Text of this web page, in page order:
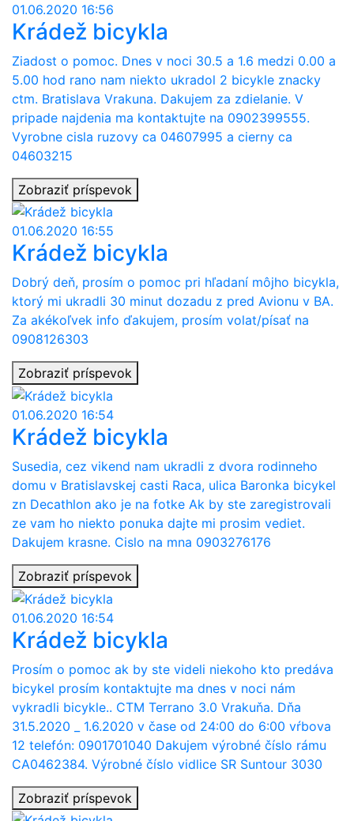
01.06.2020 16:56
Krádež bicykla
Ziadost o pomoc. Dnes v noci 30.5 a 1.6 medzi 0.00 a
5.00 hod rano nam niekto ukradol 2 bicykle znacky
ctm. Bratislava Vrakuna. Dakujem za zdielanie. V
pripade najdenia ma kontaktujte na 0902399555.
Vyrobne cisla ruzovy ca 04607995 a cierny ca
04603215
Zobraziť príspevok
01.06.2020 16:55
Krádež bicykla
Dobrý deň, prosím o pomoc pri hľadaní môjho bicykla,
ktorý mi ukradli 30 minut dozadu z pred Avionu v BA.
Za akékoľvek info ďakujem, prosím volat/písať na
0908126303
Zobraziť príspevok
01.06.2020 16:54
Krádež bicykla
Susedia, cez vikend nam ukradli z dvora rodinneho
domu v Bratislavskej casti Raca, ulica Baronka bicykel
zn Decathlon ako je na fotke Ak by ste zaregistrovali
ze vam ho niekto ponuka dajte mi prosim vediet.
Dakujem krasne. Cislo na mna 0903276176
Zobraziť príspevok
01.06.2020 16:54
Krádež bicykla
Prosím o pomoc ak by ste videli niekoho kto predáva
bicykel prosím kontaktujte ma dnes v noci nám
vykradli bicykle.. CTM Terrano 3.0 Vrakuňa. Dňa
31.5.2020 _ 1.6.2020 v čase od 24:00 do 6:00 vŕbova
12 telefón: 0901701040 Dakujem výrobné číslo rámu
CA0462384. Výrobné číslo vidlice SR Suntour 3030
Zobraziť príspevok